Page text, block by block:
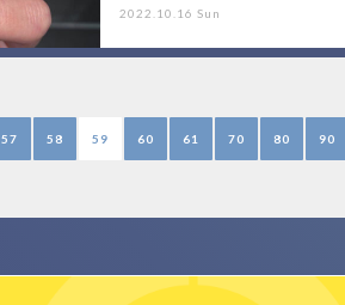
2022.10.16 Sun
57 58 59 60 61 70 80 90